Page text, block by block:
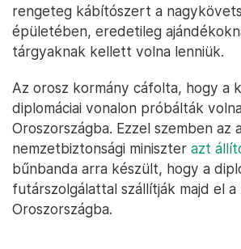
rengeteg kábítószert a
épületében, eredetileg
tárgyaknak kellett volna lenniük.
Az orosz kormány cáfolta, hogy a
diplomáciai vonalon próbálták
Oroszországba. Ezzel szemben az
nemzetbiztonsági miniszter azt
bűnbanda arra készült, hogy a
futárszolgálattal szállítják majd el a
Oroszországba.